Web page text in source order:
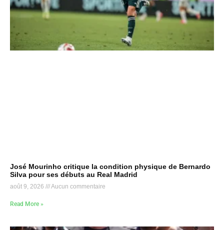
José Mourinho critique la condition physique de Bernardo
Silva pour ses débuts au Real Madrid
août 9, 2026 Aucun commentaire
Read More »